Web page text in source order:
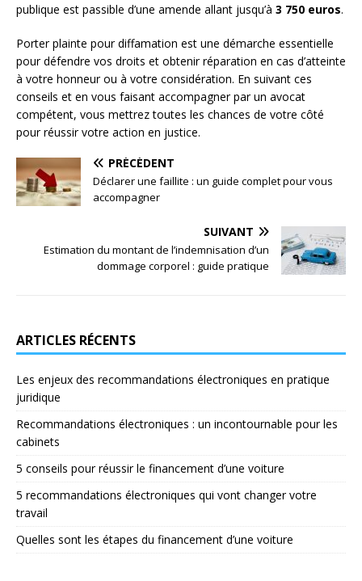
publique est passible d’une amende allant jusqu’à 3 750 euros.
Porter plainte pour diffamation est une démarche essentielle
pour défendre vos droits et obtenir réparation en cas d’atteinte
à votre honneur ou à votre considération. En suivant ces
conseils et en vous faisant accompagner par un avocat
compétent, vous mettrez toutes les chances de votre côté
pour réussir votre action en justice.
PRÉCÉDENT
Déclarer une faillite : un guide complet pour vous
accompagner
SUIVANT
Estimation du montant de l’indemnisation d’un
dommage corporel : guide pratique
ARTICLES RÉCENTS
Les enjeux des recommandations électroniques en pratique
juridique
Recommandations électroniques : un incontournable pour les
cabinets
5 conseils pour réussir le financement d’une voiture
5 recommandations électroniques qui vont changer votre
travail
Quelles sont les étapes du financement d’une voiture